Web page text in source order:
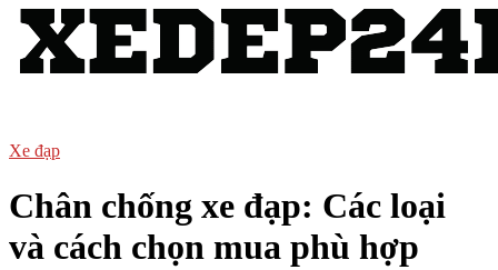
Xe đạp
Chân chống xe đạp: Các loại
và cách chọn mua phù hợp